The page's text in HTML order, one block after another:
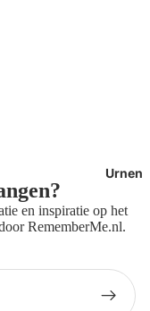
Urnen
en inspiratie op het
RememberMe.nl.